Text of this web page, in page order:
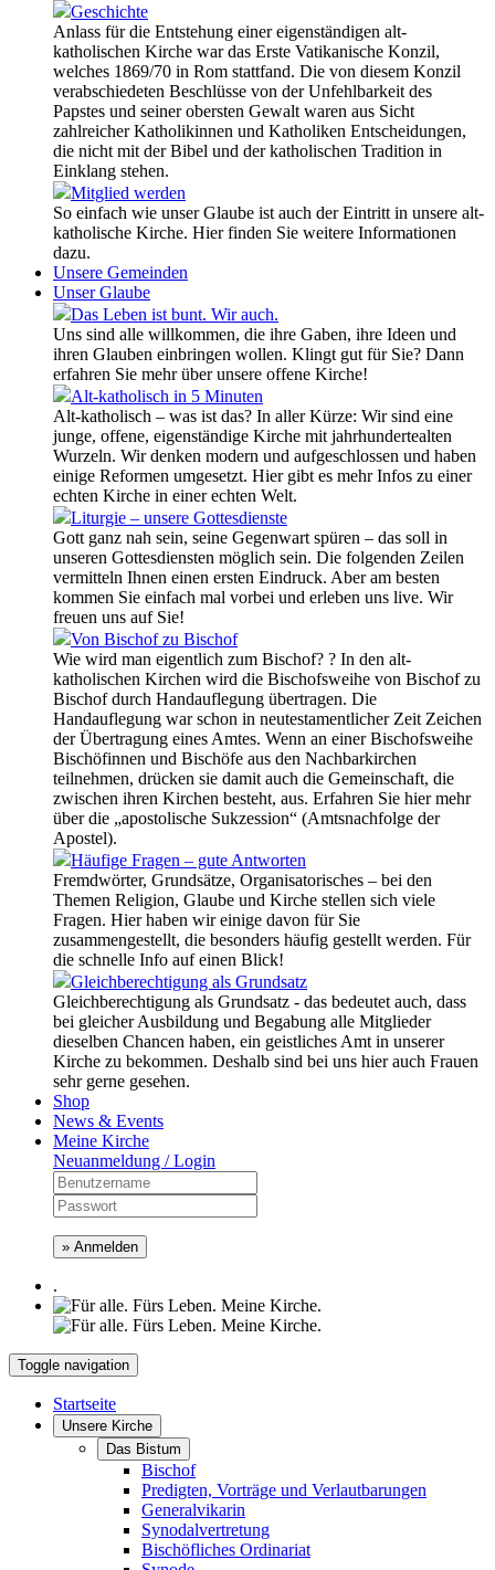
Geschichte
Anlass für die Entstehung einer eigenständigen alt-
katholischen Kirche war das Erste Vatikanische Konzil,
welches 1869/70 in Rom stattfand. Die von diesem Konzil
verabschiedeten Beschlüsse von der Unfehlbarkeit des
Papstes und seiner obersten Gewalt waren aus Sicht
zahlreicher Katholikinnen und Katholiken Entscheidungen,
die nicht mit der Bibel und der katholischen Tradition in
Einklang stehen.
Mitglied werden
So einfach wie unser Glaube ist auch der Eintritt in unsere alt-
katholische Kirche. Hier finden Sie weitere Informationen
dazu.
Unsere Gemeinden
Unser Glaube
Das Leben ist bunt. Wir auch.
Uns sind alle willkommen, die ihre Gaben, ihre Ideen und
ihren Glauben einbringen wollen. Klingt gut für Sie? Dann
erfahren Sie mehr über unsere offene Kirche!
Alt-katholisch in 5 Minuten
Alt-katholisch – was ist das? In aller Kürze: Wir sind eine
junge, offene, eigenständige Kirche mit jahrhundertealten
Wurzeln. Wir denken modern und aufgeschlossen und haben
einige Reformen umgesetzt. Hier gibt es mehr Infos zu einer
echten Kirche in einer echten Welt.
Liturgie – unsere Gottesdienste
Gott ganz nah sein, seine Gegenwart spüren – das soll in
unseren Gottesdiensten möglich sein. Die folgenden Zeilen
vermitteln Ihnen einen ersten Eindruck. Aber am besten
kommen Sie einfach mal vorbei und erleben uns live. Wir
freuen uns auf Sie!
Von Bischof zu Bischof
Wie wird man eigentlich zum Bischof? ? In den alt-
katholischen Kirchen wird die Bischofsweihe von Bischof zu
Bischof durch Handauflegung übertragen. Die
Handauflegung war schon in neutestamentlicher Zeit Zeichen
der Übertragung eines Amtes. Wenn an einer Bischofsweihe
Bischöfinnen und Bischöfe aus den Nachbarkirchen
teilnehmen, drücken sie damit auch die Gemeinschaft, die
zwischen ihren Kirchen besteht, aus. Erfahren Sie hier mehr
über die „apostolische Sukzession“ (Amtsnachfolge der
Apostel).
Häufige Fragen – gute Antworten
Fremdwörter, Grundsätze, Organisatorisches – bei den
Themen Religion, Glaube und Kirche stellen sich viele
Fragen. Hier haben wir einige davon für Sie
zusammengestellt, die besonders häufig gestellt werden. Für
die schnelle Info auf einen Blick!
Gleichberechtigung als Grundsatz
Gleichberechtigung als Grundsatz - das bedeutet auch, dass
bei gleicher Ausbildung und Begabung alle Mitglieder
dieselben Chancen haben, ein geistliches Amt in unserer
Kirche zu bekommen. Deshalb sind bei uns hier auch Frauen
sehr gerne gesehen.
Shop
News & Events
Meine Kirche
Neuanmeldung / Login
» Anmelden
.
Toggle navigation
Startseite
Unsere Kirche
Das Bistum
Bischof
Predigten, Vorträge und Verlautbarungen
Generalvikarin
Synodalvertretung
Bischöfliches Ordinariat